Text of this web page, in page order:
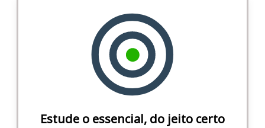
Estude o essencial, do jeito certo